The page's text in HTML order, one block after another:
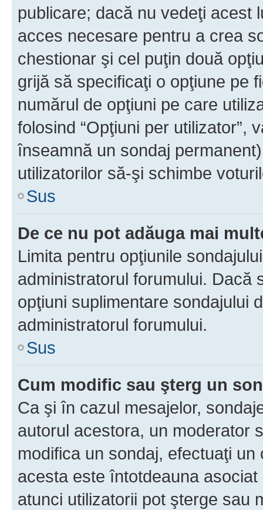
publicare; dacă nu vedeţi acest
acces necesare pentru a crea
chestionar şi cel puţin două
grijă să specificaţi o opţiune pe
numărul de opţiuni pe care
folosind “Opţiuni per utilizator”,
înseamnă un sondaj
utilizatorilor să-şi schimbe
Sus
De ce nu pot adăuga mai
Limita pentru opţiunile
administratorul forumului. Dacă
opţiuni suplimentare sondajului
administratorul forumului.
Sus
Cum modific sau şterg un
Ca şi în cazul mesajelor,
autorul acestora, un moderator
modifica un sondaj, efectuaţi
acesta este întotdeauna
atunci utilizatorii pot şterge sau